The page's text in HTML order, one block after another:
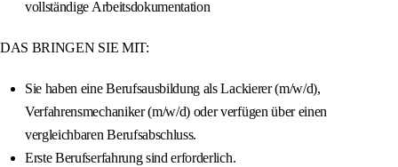
vollständige Arbeitsdokumentation
DAS BRINGEN SIE MIT:
Sie haben eine Berufsausbildung als Lackierer (m/w/d),
Verfahrensmechaniker (m/w/d) oder verfügen über einen
vergleichbaren Berufsabschluss.
Erste Berufserfahrung sind erforderlich.